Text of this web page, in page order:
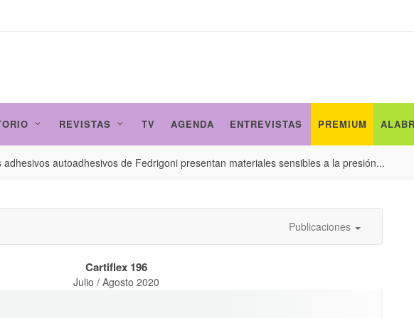
REVISTAS TV AGENDA ENTREVISTAS PREMIUM
adhesivos autoadhesivos de Fedrigoni presentan materiales sensibles a la presión...
Publicaciones
Cartiflex 196
Julio / Agosto 2020